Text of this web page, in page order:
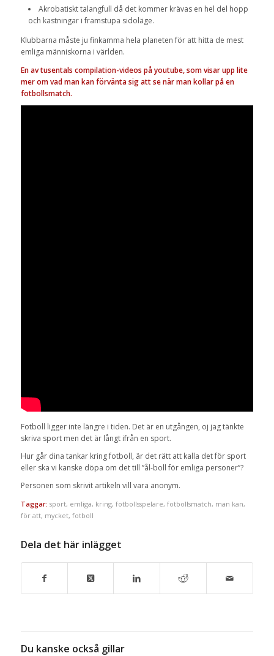
Akrobatiskt talangfull då det kommer krävas en hel del hopp
och kastningar i framstupa sidoläge.
Klubbarna måste ju finkamma hela planeten för att hitta de mest
emliga människorna i världen.
En av tusentals compilation-videos på youtube, som visar upp lite
mer om vad man kan förvänta sig att se när man kollar på en
fotbollsmatch.
Fotboll ligger inte längre i tiden. Det är en utgången, oj jag tänkte
skriva sport men det är långt ifrån en sport.
Hur går dina tankar kring fotboll, är det rätt att kalla det för sport
eller ska vi kanske döpa om det till ”ål-boll för emliga personer”?
Personen som skrivit artikeln vill vara anonym.
Taggar: sport, emliga, kring, fotbollsspelare, fotbollsmatch, man kan,
för att, mycket, fotboll
Dela det här inlägget
Du kanske också gillar